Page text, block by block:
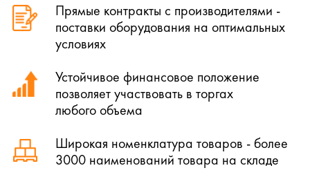
Прямые контракты с производителями -
поставки оборудования на оптимальных
условиях
Устойчивое финансовое положение
позволяет участвовать в торгах
любого объема
Широкая номенклатура товаров - более
3000 наименований товара на складе